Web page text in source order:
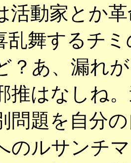
活動家とか
乱舞するチ
？あ、漏れ
推はなしね
問題を自分
のルサンチ